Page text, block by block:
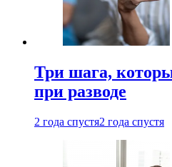
Три шага,
при разводе
2 года спустя2 года спустя